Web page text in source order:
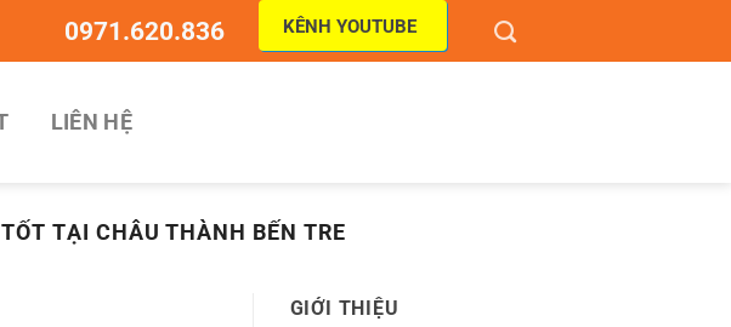
0971.620.836 KÊNH YOUTUBE
LIÊN HỆ
TẠI CHÂU THÀNH BẾN TRE
GIỚI THIỆU